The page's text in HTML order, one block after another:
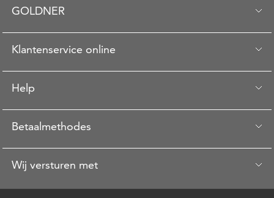
GOLDNER
Klantenservice online
Help
Betaalmethodes
Wij versturen met